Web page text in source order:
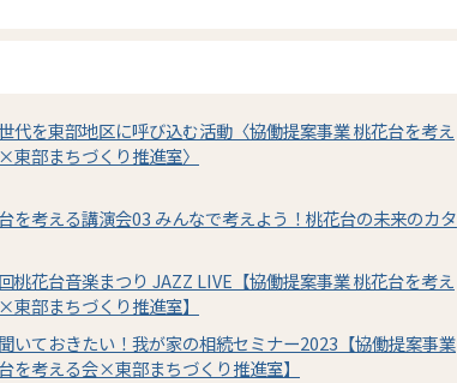
代を東部地区に呼び込む活動〈協働提案事業 桃花台を考え
東部まちづくり推進室〉
を考える講演会03 みんなで考えよう！桃花台の未来のカタ
桃花台音楽まつり JAZZ LIVE【協働提案事業 桃花台を考え
東部まちづくり推進室】
いておきたい！我が家の相続セミナー2023【協働提案事業
を考える会×東部まちづくり推進室】